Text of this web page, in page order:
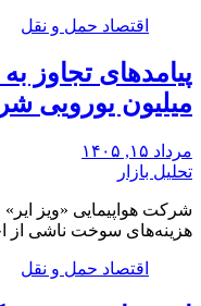
اقتصاد حمل و نقل
میلیون یورویی
مرداد ۱۵, ۱۴۰۵
تحلیل بازار
شرکت هواپیمایی «ویز
هزینه‌های سوخت ناشی از
اقتصاد حمل و نقل